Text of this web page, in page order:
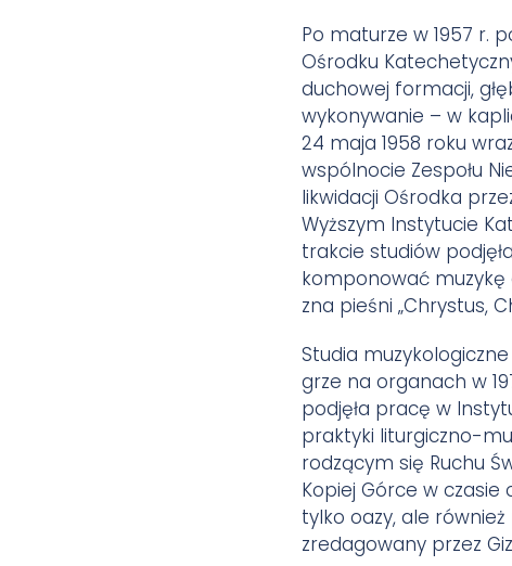
Po maturze w 1957 r.
Ośrodku
duchowej formacji,
wykonywanie – w
24 maja 1958 roku
wspólnocie Zespołu
likwidacji Ośrodka
Wyższym Instytucie
trakcie studiów
komponować muzykę
zna pieśni „Chrystus,
Studia
grze na organach w
podjęła pracę w
praktyki liturgiczno-
rodzącym się Ruchu
Kopiej Górce w czasie
tylko oazy, ale
zredagowany przez